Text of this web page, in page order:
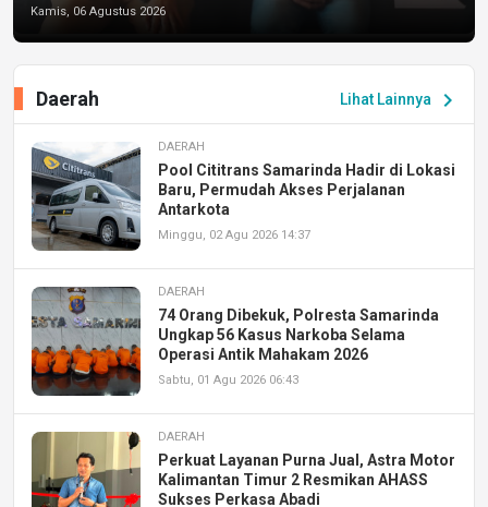
Kamis, 06 Agustus 2026
Lihat Lainnya chevron_right
Daerah
DAERAH
Pool Cititrans Samarinda Hadir di Lokasi
Baru, Permudah Akses Perjalanan
Antarkota
Minggu, 02 Agu 2026 14:37
DAERAH
74 Orang Dibekuk, Polresta Samarinda
Ungkap 56 Kasus Narkoba Selama
Operasi Antik Mahakam 2026
Sabtu, 01 Agu 2026 06:43
DAERAH
Perkuat Layanan Purna Jual, Astra Motor
Kalimantan Timur 2 Resmikan AHASS
Sukses Perkasa Abadi